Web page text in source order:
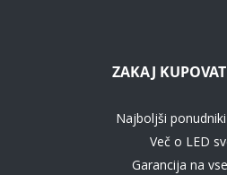
ZAKAJ
Najboljši
Več o LED
Garancija na